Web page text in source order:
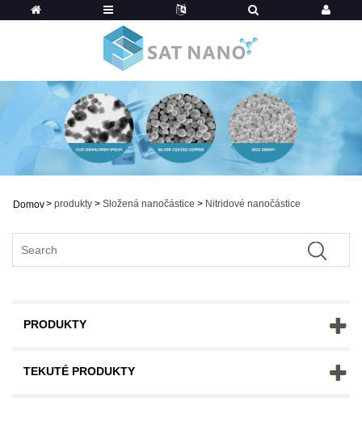
Domov> produkty > Složená nanočástice > Nitridové nanočástice
PRODUKTY
TEKUTÉ PRODUKTY